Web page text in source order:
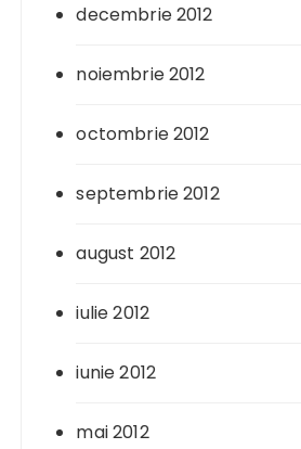
decembrie 2012
noiembrie 2012
octombrie 2012
septembrie 2012
august 2012
iulie 2012
iunie 2012
mai 2012